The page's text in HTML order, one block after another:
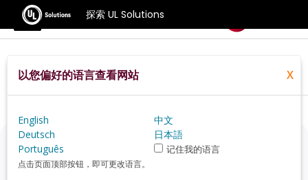
探索 UL Solutions
基准测试
Home Zh Hans Hardware
Realme+GT+Neo+5+150W+review
Realme GT Neo 5 150W
以您偏好的语言查看网站 X
English
中文
Deutsch
日本語
Português
记住我的语言
点击页面顶部按钮，即可更改语言。